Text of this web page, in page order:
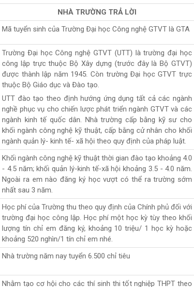
NHÀ TRƯỜNG TRẢ LỜI
Mã tuyển sinh của Trường Đại học Công nghệ GTVT là GTA
Trường Đại học Công nghệ GTVT (UTT) là trường đại học
công lập trực thuộc Bộ Xây dựng (trước đây là Bộ GTVT)
được thành lập năm 1945. Còn trường Đại học GTVT trực
thuộc Bộ Giáo dục và Đào tạo.
UTT đào tạo theo định hướng ứng dụng tất cả các ngành
nghề phục vụ cho chiến lược phát triển ngành GTVT và các
ngành kinh tế quốc dân. Nhà trường cấp bằng kỹ sư cho
khối ngành công nghệ kỹ thuật, cấp bằng cử nhân cho khối
ngành quản lý- kinh tế- xã hội theo quy định của pháp luật.
Khối ngành công nghệ kỹ thuật thời gian đào tạo khoảng 4.0
- 4.5 năm; khối quản lý-kinh tế-xã hội khoảng 3.5 - 4.0 năm.
Ngoài ra em nào đăng ký học vượt có thể ra trường sớm
nhất sau 3 năm.
Học phí của Trường thu theo quy định của Chính phủ đối với
trường đại học công lập. Học phí một học kỳ tùy theo khối
lượng tín chỉ em đăng ký, khoảng 10 triệu/ 1 học kỳ hoặc
khoảng 520 nghìn/1 tín chỉ em nhé.
Nhà trường năm nay tuyển 6.500 chỉ tiêu
Nhằm tạo cơ hội cho các thí sinh thi tốt nghiệp THPT theo